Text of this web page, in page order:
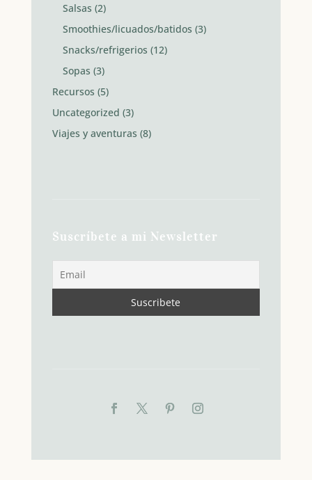
Salsas (2)
Smoothies/licuados/batidos (3)
Snacks/refrigerios (12)
Sopas (3)
Recursos (5)
Uncategorized (3)
Viajes y aventuras (8)
Suscríbete a mi Newsletter